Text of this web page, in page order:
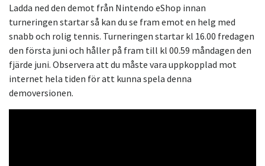
Ladda ned den demot från Nintendo eShop innan
turneringen startar så kan du se fram emot en helg med
snabb och rolig tennis. Turneringen startar kl 16.00 fredagen
den första juni och håller på fram till kl 00.59 måndagen den
fjärde juni. Observera att du måste vara uppkopplad mot
internet hela tiden för att kunna spela denna
demoversionen.